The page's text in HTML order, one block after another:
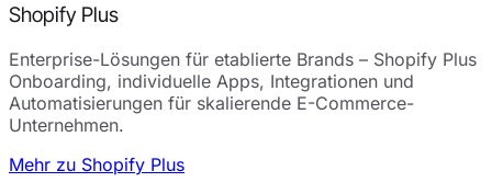
Shopify Plus
Enterprise-Lösungen für etablierte Brands – Shopify Plus
Onboarding, individuelle Apps, Integrationen und
Automatisierungen für skalierende E-Commerce-
Unternehmen.
Mehr zu Shopify Plus